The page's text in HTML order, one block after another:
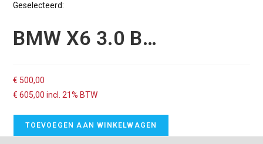
Geselecteerd:
BMW X6 3.0 B…
€ 500,00
€ 605,00 incl. 21% BTW
TOEVOEGEN AAN WINKELWAGEN